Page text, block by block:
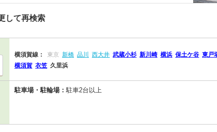
して再検索
横須賀線： 東京 新橋 品川 西大井 武蔵小杉 新川崎 横浜 保土ケ谷 東戸
横須賀 衣笠 久里浜
駐車場・駐輪場：駐車2台以上